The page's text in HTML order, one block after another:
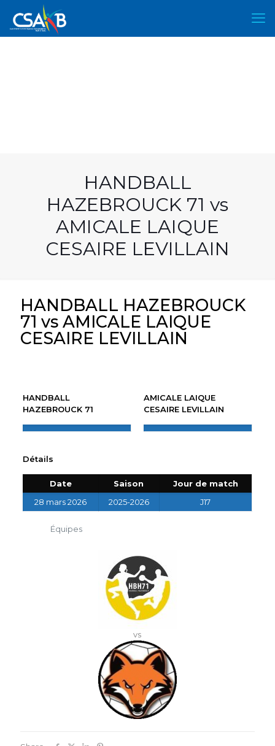
HANDBALL
HAZEBROUCK 71 vs
AMICALE LAIQUE
CESAIRE LEVILLAIN
HANDBALL HAZEBROUCK
71 vs AMICALE LAIQUE
CESAIRE LEVILLAIN
HANDBALL
HAZEBROUCK 71
AMICALE LAIQUE
CESAIRE LEVILLAIN
Détails
Date Saison
Jour de match
28 mars 2026
2025-2026 J17
Équipes
vs